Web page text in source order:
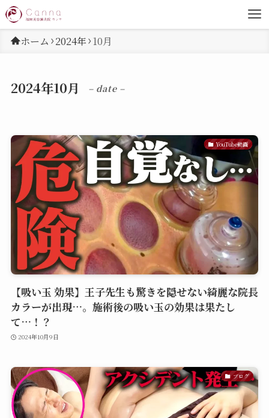
ホーム 2024年 10月
2024年10月 – date –
YouTube動画
【吸い玉 効果】王子先生も驚きを隠せない綺麗な院長
カラーが出現…。施術後の吸い玉の効果は果たし
て…！？
2024年10月9日
ブログ